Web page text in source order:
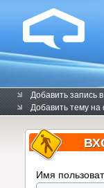
Добавить запись в
Добавить тему
Имя